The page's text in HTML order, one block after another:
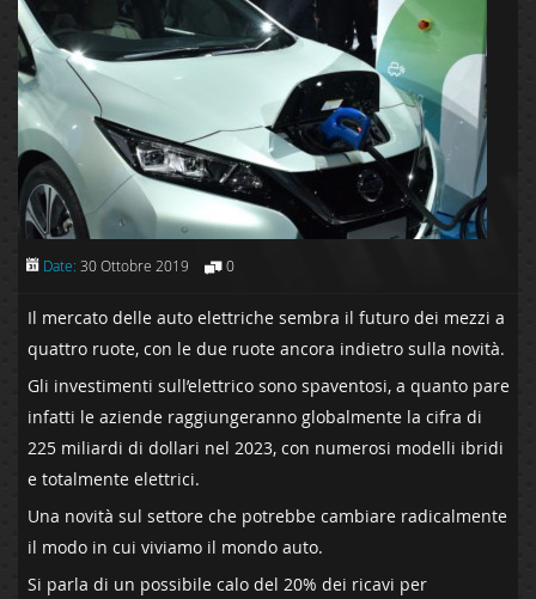
Date: 30 Ottobre 2019 0
Il mercato delle auto elettriche sembra il futuro dei mezzi a
quattro ruote, con le due ruote ancora indietro sulla novità.
Gli investimenti sull’elettrico sono spaventosi, a quanto pare
infatti le aziende raggiungeranno globalmente la cifra di
225 miliardi di dollari nel 2023, con numerosi modelli ibridi
e totalmente elettrici.
Una novità sul settore che potrebbe cambiare radicalmente
il modo in cui viviamo il mondo auto.
Si parla di un possibile calo del 20% dei ricavi per